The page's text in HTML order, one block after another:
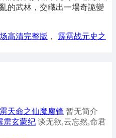
的武林，交織出一場奇詭變
高清完整版 ，
霹雳战元史之
天命之仙魔鏖锋 暂无简介
雳玄蒙纪 谈无欲,云忘然,命君